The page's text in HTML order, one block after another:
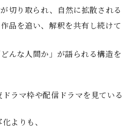
切り取られ、自然に拡散される
品を追い、解釈を共有し続けて
んな人間か」が語られる構造を
ラマ枠や配信ドラマを見ている
よりも、